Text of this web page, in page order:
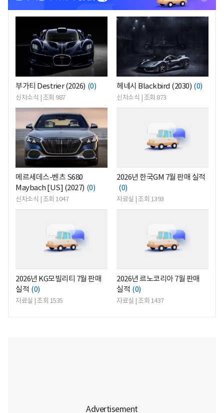
부가티 Destrier (2026) (0)
신차소식 | 조회 987
<
헤네시 Blackbird (2030) (0)
신차소식 | 조회 873
<
메르세데스-벤츠 S680
Maybach [US] (2027) (0)
신차소식 | 조회 1047
2026년 한국GM 7월 판매 실적
(0)
자료실 | 조회 1393
2026년 KG모빌리티 7월 판매
실적 (0)
자료실 | 조회 1535
2026년 르노코리아 7월 판매
실적 (0)
자료실 | 조회 1437